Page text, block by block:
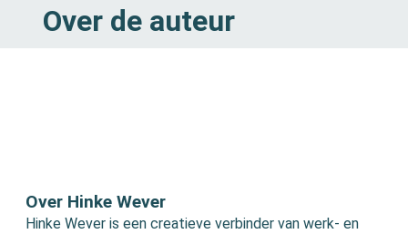
Over de auteur
Over Hinke Wever
Hinke Wever is een creatieve verbinder van werk- en